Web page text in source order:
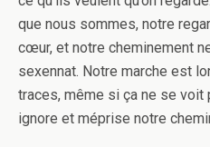
que nous sommes, notre
cœur, et notre cheminement
sexennat. Notre marche est
traces, même si ça ne se voit
ignore et méprise notre